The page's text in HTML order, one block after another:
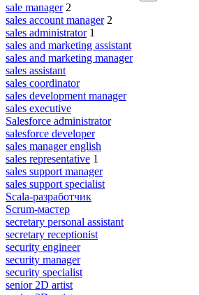
sale manager 2
sales account manager 2
sales administrator 1
sales and marketing assistant
sales and marketing manager
sales assistant
sales coordinator
sales development manager
sales executive
Salesforce administrator
salesforce developer
sales manager english
sales representative 1
sales support manager
sales support specialist
Scala-разработчик
Scrum-мастер
secretary personal assistant
secretary receptionist
security engineer
security manager
security specialist
senior 2D artist